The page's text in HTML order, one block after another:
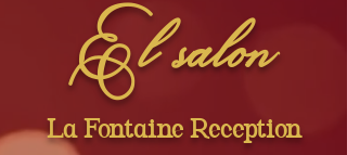
El salón
La Fontaine Reception